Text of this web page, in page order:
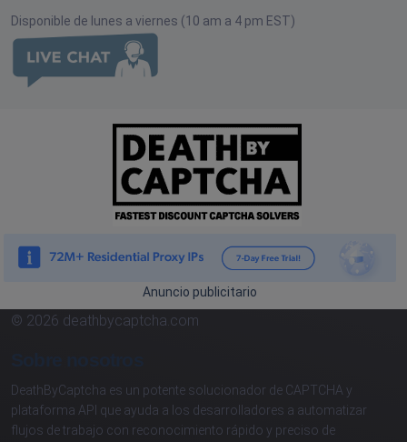
Disponible de lunes a viernes (10 am a 4 pm EST)
Anuncio publicitario
© 2026 deathbycaptcha.com
DeathByCaptcha es un potente solucionador de CAPTCHA y
plataforma API que ayuda a los desarrolladores a automatizar
flujos de trabajo con reconocimiento rápido y preciso de